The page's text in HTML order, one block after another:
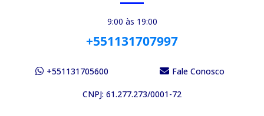
9:00 às 19:00
+551131707997
+551131705600 Fale Conosco
CNPJ: 61.277.273/0001-72